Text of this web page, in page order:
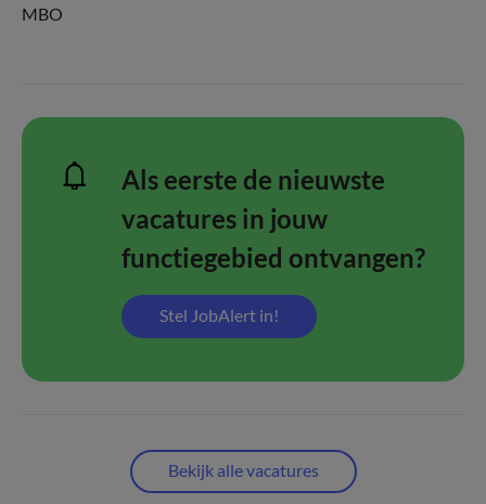
MBO
Als eerste de nieuwste
vacatures in jouw
functiegebied ontvangen?
Stel JobAlert in!
Bekijk alle vacatures